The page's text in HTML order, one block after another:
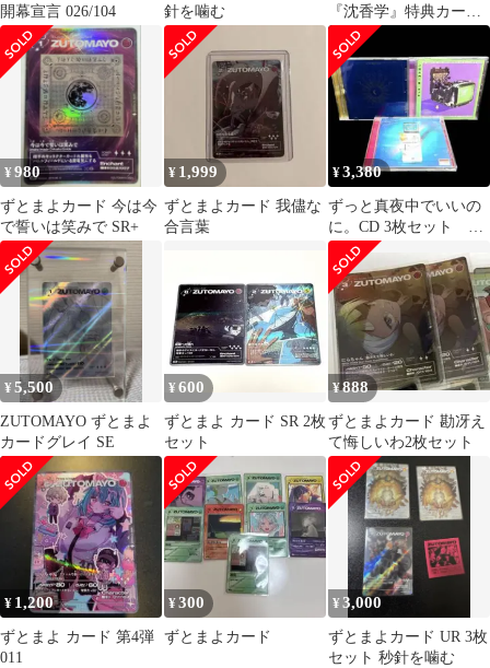
開幕宣言 026/104
針を噛む
『沈香学』特典カード
今は今で誓いは笑みで
¥980
ずとまよカード 今は今
で誓いは笑みで SR+
¥ 1,999
ずとまよカード 我儘な
合言葉
¥3,380
ずっと真夜中でいいの
に。CD 3枚セット ぐ
され 正しい偽りから
の起床
¥5,500
ZUTOMAYO ずとまよ
カードグレイ SE
¥600
ずとまよ カード SR 2枚
セット
¥888
ずとまよカード 勘冴え
て悔しいわ2枚セット
¥ 1,200
ずとまよ カード 第4弾
011
¥300
ずとまよカード
¥3,000
ずとまよカード UR 3枚
セット 秒針を噛む